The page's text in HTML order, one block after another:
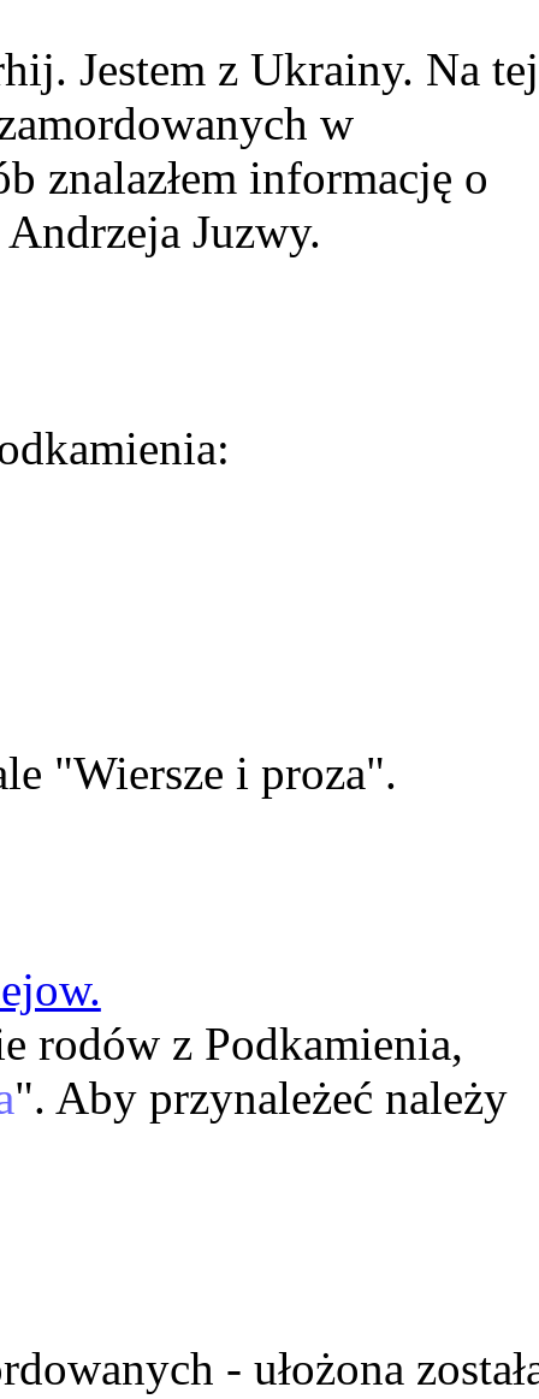
Jestem z Ukrainy. Na tej
w
znalazłem informację o
Juzwy.
"Wiersze i proza".
rodów z Podkamienia,
". Aby przynależeć należy
- ułożona